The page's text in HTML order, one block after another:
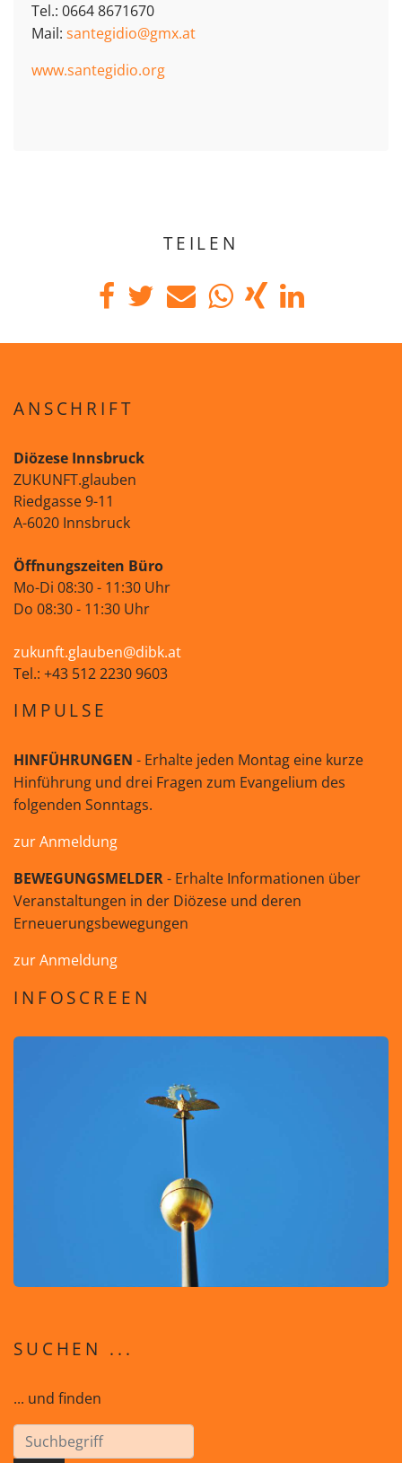
Tel.: 0664 8671670
Mail: santegidio@gmx.at
www.santegidio.org
TEILEN
ANSCHRIFT
Diözese Innsbruck
ZUKUNFT.glauben
Riedgasse 9-11
A-6020 Innsbruck
Öffnungszeiten Büro
Mo-Di 08:30 - 11:30 Uhr
Do 08:30 - 11:30 Uhr
zukunft.glauben@dibk.at
Tel.: +43 512 2230 9603
IMPULSE
HINFÜHRUNGEN - Erhalte jeden Montag eine kurze
Hinführung und drei Fragen zum Evangelium des
folgenden Sonntags.
zur Anmeldung
BEWEGUNGSMELDER- Erhalte Informationen über
Veranstaltungen in der Diözese und deren
Erneuerungsbewegungen
zur Anmeldung
INFOSCREEN
SUCHEN ...
... und finden